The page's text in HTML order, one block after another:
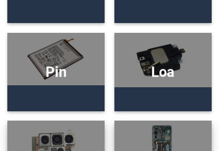
Pin Loa